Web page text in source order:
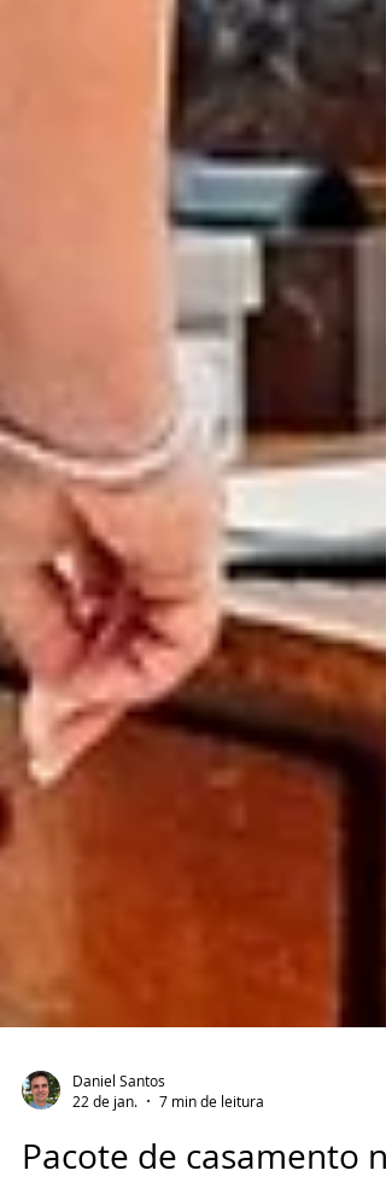
22 de jan.
7 min de leitura